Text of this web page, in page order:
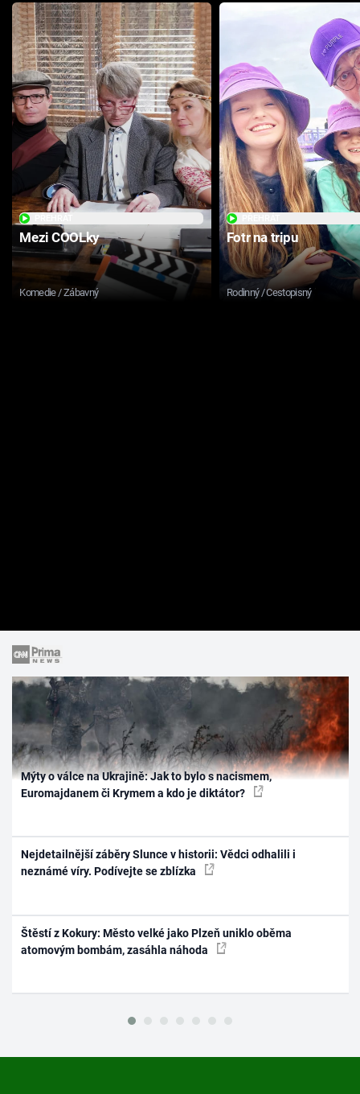
Mezi COOLky
Komedie / Zábavný
Fotr na tripu
Rodinný / Cestopisný
Mýty o válce na Ukrajině: Jak to bylo s nacismem,
Euromajdanem či Krymem a kdo je diktátor?
Nejdetailnější záběry Slunce v historii: Vědci odhalili i
neznámé víry. Podívejte se zblízka
Štěstí z Kokury: Město velké jako Plzeň uniklo oběma
atomovým bombám, zasáhla náhoda